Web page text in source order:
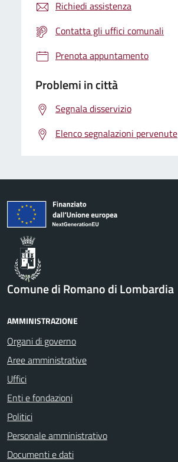
Richiedi assistenza
Contatta gli uffici comunali
Prenota appuntamento
Problemi in città
Segnala disservizio
Elenco segnalazioni pervenute
Comune di Romano di Lombardia
AMMINISTRAZIONE
Organi di governo
Aree amministrative
Uffici
Enti e fondazioni
Politici
Personale amministrativo
Documenti e dati